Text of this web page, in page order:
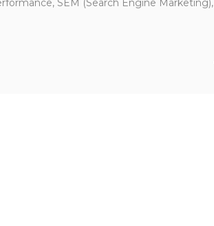
SEM (Search Engine Marketing),